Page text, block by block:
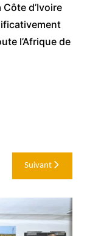
d’Ivoire
l’Afrique de
Suivant